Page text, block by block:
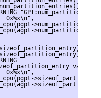
{
0x%x\n",
!=
{
values
0x%x\n",